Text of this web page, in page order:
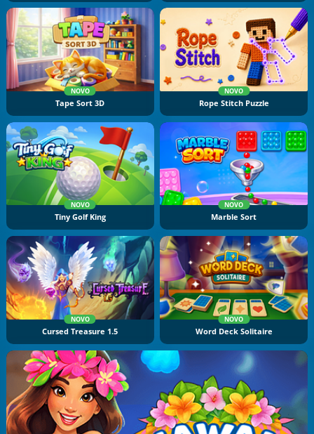
NOVO
Tape Sort 3D
NOVO
Rope Stitch Puzzle
NOVO
Tiny Golf King
NOVO
Marble Sort
NOVO
Cursed Treasure 1.5
NOVO
Word Deck Solitaire